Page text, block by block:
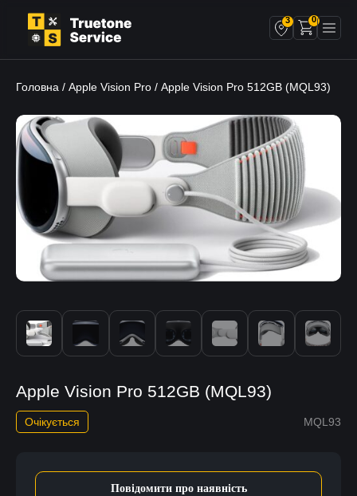
3 0
Головна / Apple Vision Pro / Apple Vision Pro 512GB (MQL93)
Apple Vision Pro 512GB (MQL93)
MQL93
Очікується
Повідомити про наявність